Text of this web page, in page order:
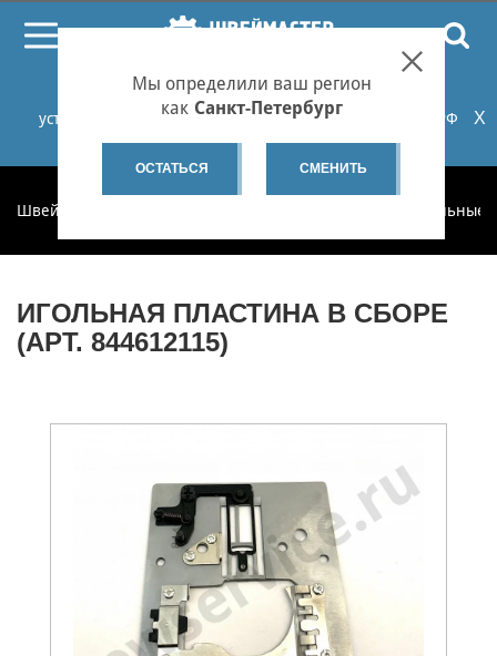
При проблемах с онлайн-оплатой заказов на сайте
установите российские сертификаты НУЦ Минцифры РФ
или используйте Яндекс.Браузер.Подробнее...
X
Мы определили ваш регион
как Санкт-Петербург
ОСТАТЬСЯ СМЕНИТЬ
Швеймастер
ИГОЛЬНАЯ ПЛАСТИНА В СБОРЕ
(АРТ. 844612115)